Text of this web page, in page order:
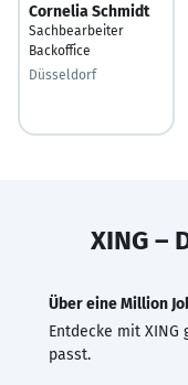
Cornelia Schmidt
Sachbearbeiter
Backoffice
Düsseldorf
XING –
Über eine Million
Entdecke mit XING
passt.